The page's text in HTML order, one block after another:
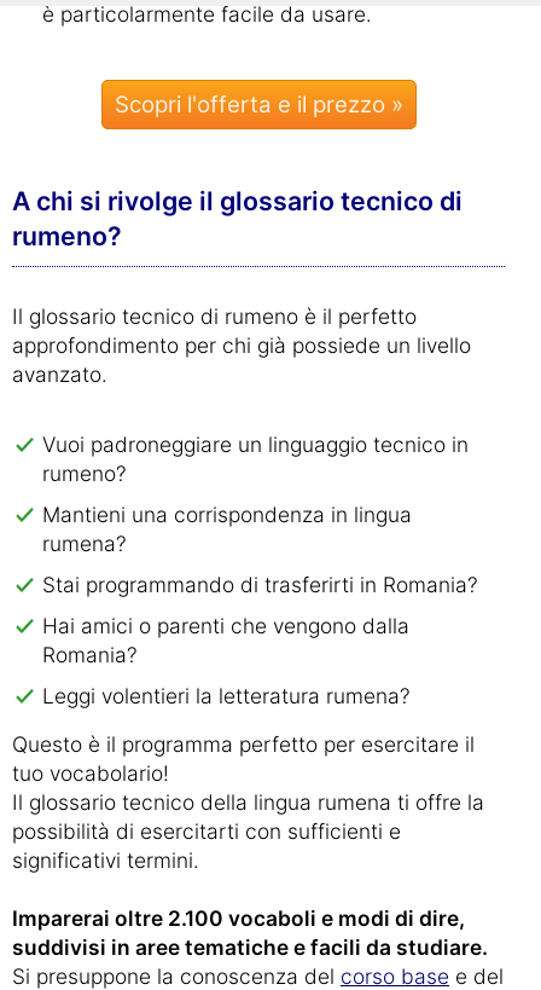
è particolarmente facile da usare.
Scopri l'offerta e il prezzo »
A chi si rivolge il glossario tecnico di
rumeno?
Il glossario tecnico di rumeno è il perfetto
approfondimento per chi già possiede un livello
avanzato.
Vuoi padroneggiare un linguaggio tecnico in
rumeno?
Mantieni una corrispondenza in lingua
rumena?
Stai programmando di trasferirti in Romania?
Hai amici o parenti che vengono dalla
Romania?
Leggi volentieri la letteratura rumena?
Questo è il programma perfetto per esercitare il
tuo vocabolario!
Il glossario tecnico della lingua rumena ti offre la
possibilità di esercitarti con sufficienti e
significativi termini.
Imparerai oltre 2.100 vocaboli e modi di dire,
suddivisi in aree tematiche e facili da studiare.
Si presuppone la conoscenza del corso base e del